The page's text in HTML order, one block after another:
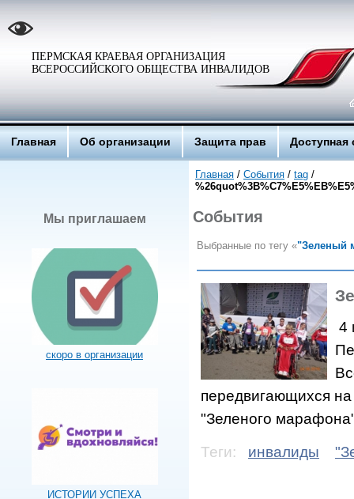
ПЕРМСКАЯ КРАЕВАЯ ОРГАНИЗАЦИЯ
ВСЕРОССИЙСКОГО ОБЩЕСТВА ИНВАЛИДОВ
Главная Об организации Защита прав Доступная
Мы приглашаем
скоро в организации
ИСТОРИИ УСПЕХА
Главная / События / tag /
События
Выбранные по тегу «"Зеленый
4
передвигающихся на
"Зеленого
Теги:
инвалиды